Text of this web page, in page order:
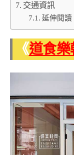
交通資訊
延伸閱讀
《道食樂